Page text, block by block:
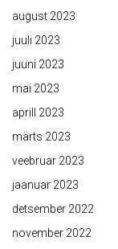
august 2023
juuli 2023
juuni 2023
mai 2023
aprill 2023
märts 2023
veebruar 2023
jaanuar 2023
detsember 2022
november 2022